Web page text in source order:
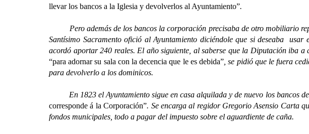
llevar los bancos a la Iglesia y devolverlos al Ayuntamiento”.
Pero además de los bancos la corporación precisaba de otro mobiliario
Santísimo Sacramento ofició al Ayuntamiento diciéndole que si deseaba
acordó aportar 240 reales. El año siguiente, al saberse que la Diputación iba
“para adornar su sala con la decencia que le es debida” , se pidió que le fuera
para devolverlo a los dominicos.
En 1823 el Ayuntamiento sigue en casa alquilada y de nuevo los bancos de
corresponde á la Corporación”. Se encarga al regidor Gregorio Asensio Carta
fondos municipales, todo a pagar del impuesto sobre el aguardiente de caña.